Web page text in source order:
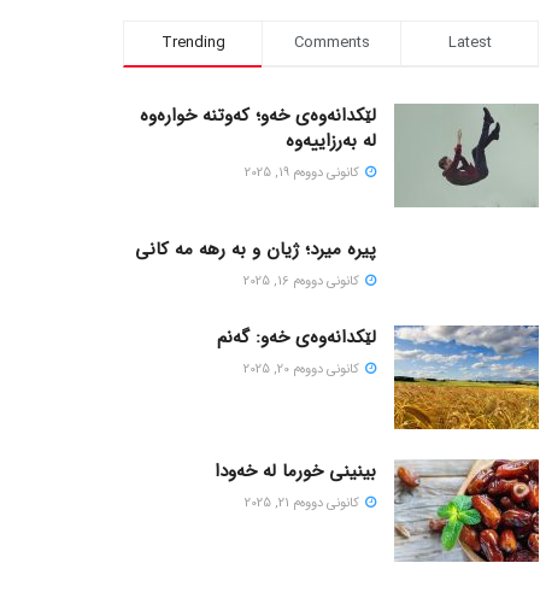
Trending Comments Latest
لێکدانەوەی خەو؛ کەوتنە خوارەوە
لە بەرزاییەوە
كانونی دووه‌م 19, 2025
پیره میرد؛ ژیان و به رهه مه کانی
كانونی دووه‌م 16, 2025
لێکدانەوەی خەو: گەنم
كانونی دووه‌م 20, 2025
بینینی خورما لە خەودا
كانونی دووه‌م 21, 2025